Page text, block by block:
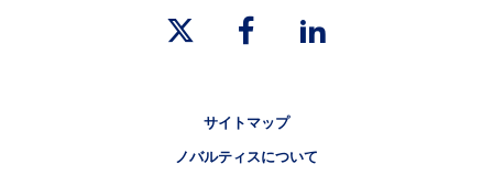
サイトマップ
ノバルティスについて